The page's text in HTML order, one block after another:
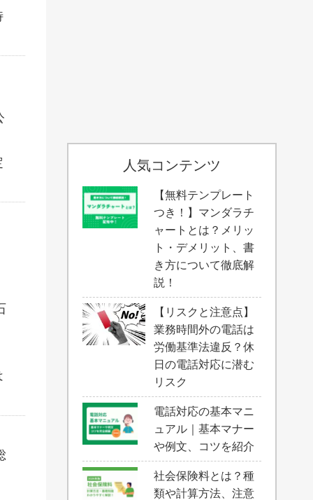
人気コンテンツ
【無料テンプレート
つき！】マンダラチ
ャートとは？メリッ
ト・デメリット、書
き方について徹底解
説！
【リスクと注意点】
業務時間外の電話は
労働基準法違反？休
日の電話対応に潜む
リスク
電話対応の基本マニ
ュアル｜基本マナー
や例文、コツを紹介
社会保険料とは？種
類や計算方法、注意